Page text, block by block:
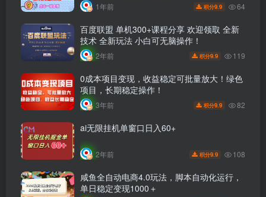
1年前 积分9.9 64
百度联盟 单机300+课程分享 欢迎领取 全新
技术 全新玩法 小白可无脑操作！
2年前 积分9.9 119
0成本项目变现，收益稳定可批量放大！绿色
项目，长期稳定操作！
3年前 积分9.9 82
ai无限挂机单窗口日入60+
2年前 积分9.9 108
咸鱼全自动电商4.0玩法，脚本自动化运行，
单日稳定变现1000＋